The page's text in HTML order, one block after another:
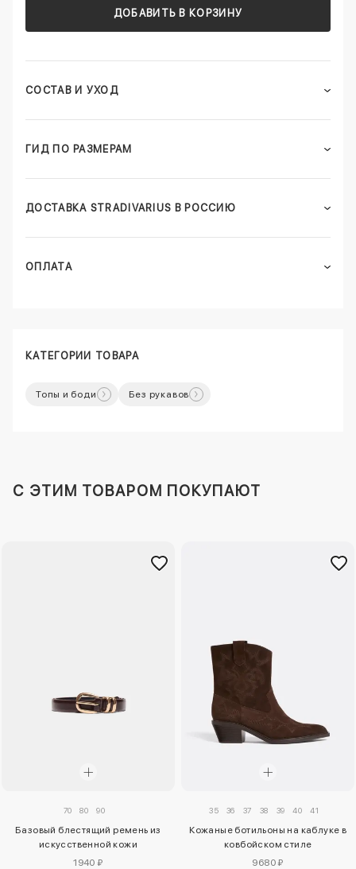
ДОБАВИТЬ В КОРЗИНУ
СОСТАВ И УХОД
ГИД ПО РАЗМЕРАМ
ДОСТАВКА STRADIVARIUS В РОССИЮ
ОПЛАТА
КАТЕГОРИИ ТОВАРА
Топы и боди Без рукавов
C ЭТИМ ТОВАРОМ ПОКУПАЮТ
70 80 90
Базовый блестящий ремень из
искусственной кожи
1940 ₽
35 36 37 38 39 40 41
Кожаные ботильоны на каблуке в
ковбойском стиле
9680 ₽